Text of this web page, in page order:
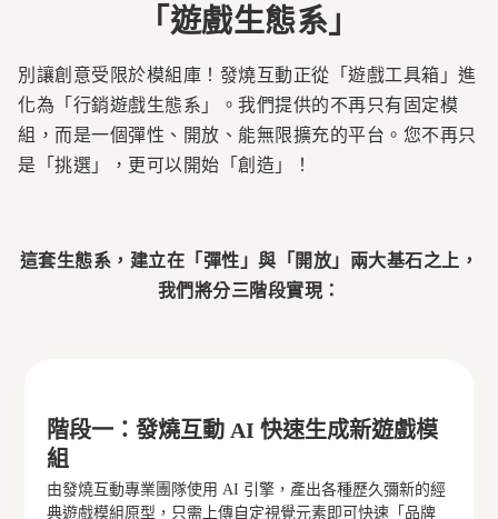
「遊戲生態系」
別讓創意受限於模組庫！發燒互動正從「遊戲工具箱」進
化為「行銷遊戲生態系」。我們提供的不再只有固定模
組，而是一個彈性、開放、能無限擴充的平台。您不再只
是「挑選」，更可以開始「創造」！
這套生態系，建立在「彈性」與「開放」兩大基石之上，
我們將分三階段實現：
階段一：發燒互動 AI 快速生成新遊戲模
組
由發燒互動專業團隊使用 AI 引擎，產出各種歷久彌新的經
典遊戲模組原型，只需上傳自定視覺元素即可快速「品牌